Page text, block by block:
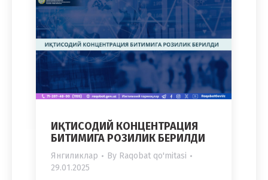
ИҚТИСОДИЙ КОНЦЕНТРАЦИЯ
БИТИМИГА РОЗИЛИК БЕРИЛДИ
Янгиликлар By Raqobat qo'mitasi
29.01.2025